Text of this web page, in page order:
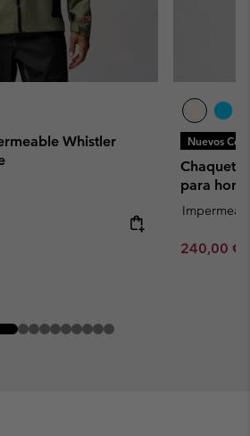
Whistler
Nuevos
Chaqueta
para
Minimum
240,00 €